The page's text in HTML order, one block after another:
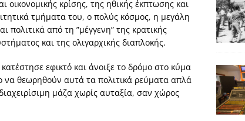
κρίσης, της ηθικής έκπτωσης και
τμήματα του, ο πολύς κόσμος, η μεγάλη
πολιτικά από τη ”μέγγενη” της κρατικής
και της ολιγαρχικής διαπλοκής.
εφικτό και άνοιξε το δρόμο στο κύμα
θεωρηθούν αυτά τα πολιτικά ρεύματα απλά
μάζα χωρίς αυταξία, σαν χώρος